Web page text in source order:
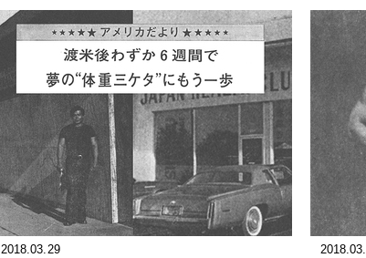
2018.03.29